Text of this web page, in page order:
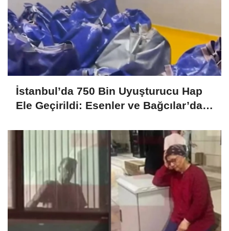
İstanbul’da 750 Bin Uyuşturucu Hap
Ele Geçirildi: Esenler ve Bağcılar’da